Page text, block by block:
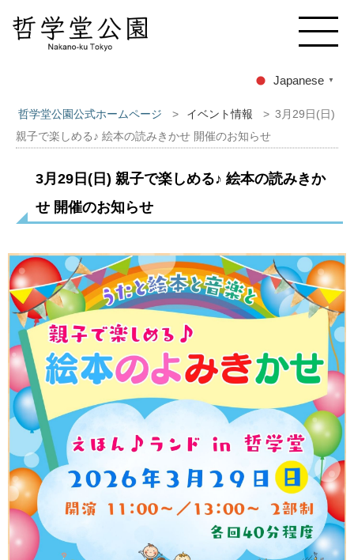
Japanese ▼
哲学堂公園公式ホームページ > イベント情報 > 3月29日(日)
親子で楽しめる♪ 絵本の読みきかせ 開催のお知らせ
3月29日(日) 親子で楽しめる♪ 絵本の読みきか
せ 開催のお知らせ